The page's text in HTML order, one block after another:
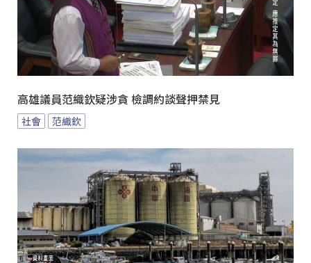
高雄議員范織欽疑涉貪 檢調約談聲押禁見
社會 范織欽